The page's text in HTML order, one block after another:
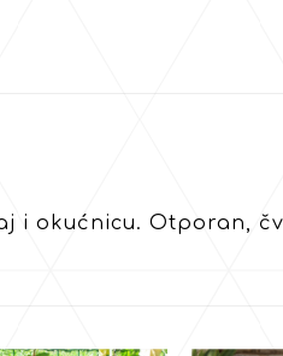
i okućnicu. Otporan,